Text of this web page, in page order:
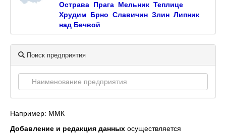
Острава Прага Мельник Теплице
Хрудим Брно Славичин Злин Липник
над Бечвой
Поиск предприятия
Например: ММК
Добавление и редакция данных осуществляется